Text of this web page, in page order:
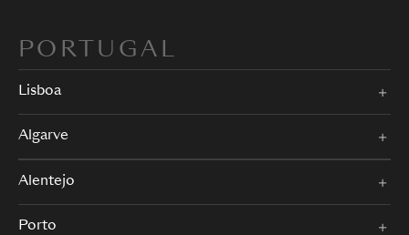
PORTUGAL
Lisboa
Algarve
Alentejo
Porto